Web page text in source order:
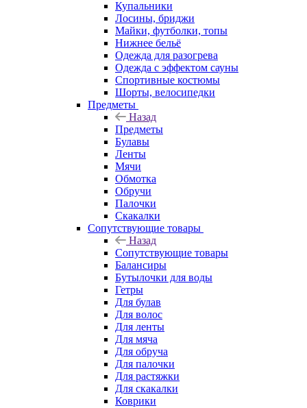
Купальники
Лосины, бриджи
Майки, футболки, топы
Нижнее бельё
Одежда для разогрева
Одежда с эффектом сауны
Спортивные костюмы
Шорты, велосипедки
Предметы
Назад
Предметы
Булавы
Ленты
Мячи
Обмотка
Обручи
Палочки
Скакалки
Сопутствующие товары
Назад
Сопутствующие товары
Балансиры
Бутылочки для воды
Гетры
Для булав
Для волос
Для ленты
Для мяча
Для обруча
Для палочки
Для растяжки
Для скакалки
Коврики